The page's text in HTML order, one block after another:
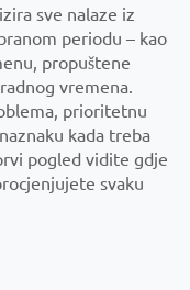
sve nalaze iz
periodu – kao
propuštene
vremena.
prioritetnu
kada treba
pogled vidite gdje
svaku